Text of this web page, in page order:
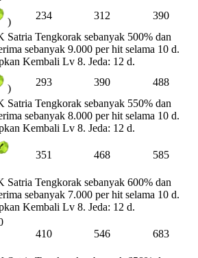
)
234 312
390
Satria Tengkorak sebanyak 500% dan
sebanyak 9.000 per hit selama 10 d.
Kembali Lv 8. Jeda: 12 d.
)
293 390
488
Satria Tengkorak sebanyak 550% dan
sebanyak 8.000 per hit selama 10 d.
Kembali Lv 8. Jeda: 12 d.
351 468 585
Satria Tengkorak sebanyak 600% dan
sebanyak 7.000 per hit selama 10 d.
Kembali Lv 8. Jeda: 12 d.
410 546 683